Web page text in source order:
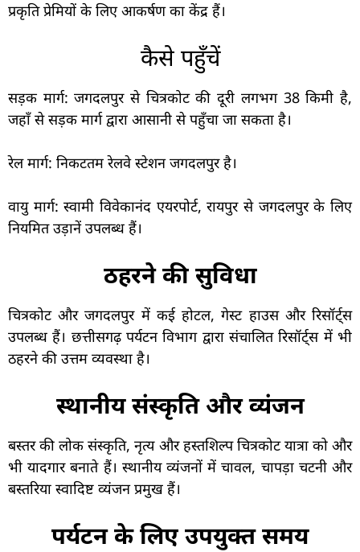
प्रकृति प्रेमियों के लिए आकर्षण का केंद्र हैं।
कैसे पहुँचें
सड़क मार्ग: जगदलपुर से चित्रकोट की दूरी लगभग 38 किमी है,
जहाँ से सड़क मार्ग द्वारा आसानी से पहुँचा जा सकता है।
रेल मार्ग: निकटतम रेलवे स्टेशन जगदलपुर है।
वायु मार्ग: स्वामी विवेकानंद एयरपोर्ट, रायपुर से जगदलपुर के लिए
नियमित उड़ानें उपलब्ध हैं।
ठहरने की सुविधा
चित्रकोट और जगदलपुर में कई होटल, गेस्ट हाउस और रिसॉर्ट्स
उपलब्ध हैं। छत्तीसगढ़ पर्यटन विभाग द्वारा संचालित रिसॉर्ट्स में भी
ठहरने की उत्तम व्यवस्था है।
स्थानीय संस्कृति और व्यंजन
बस्तर की लोक संस्कृति, नृत्य और हस्तशिल्प चित्रकोट यात्रा को और
भी यादगार बनाते हैं। स्थानीय व्यंजनों में चावल, चापड़ा चटनी और
बस्तरिया स्वादिष्ट व्यंजन प्रमुख हैं।
पर्यटन के लिए उपयुक्त समय